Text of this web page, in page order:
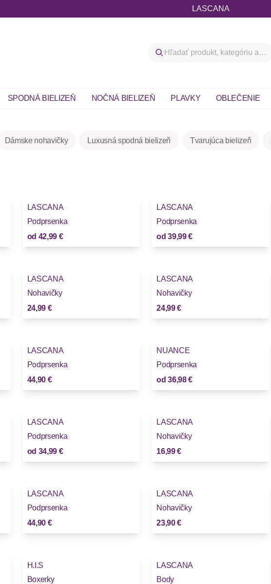
LASCANA
SPODNÁ BIELIZEŇ NOČNÁ BIELIZEŇ PLAVKY OBLEČENIE
Dámske nohavičky Luxusná spodná bielizeň Tvarujúca bielizeň
LASCANA
Podprsenka
od 42,99 €
LASCANA
Podprsenka
od 39,99 €
LASCANA
Nohavičky
24,99 €
LASCANA
Nohavičky
24,99 €
LASCANA
Podprsenka
44,90 €
NUANCE
Podprsenka
od 36,98 €
LASCANA
Podprsenka
od 34,99 €
LASCANA
Nohavičky
16,99 €
LASCANA
Podprsenka
44,90 €
LASCANA
Nohavičky
23,90 €
H.I.S
Boxerky
LASCANA
Body